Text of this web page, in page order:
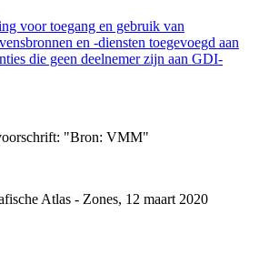
voor toegang en gebruik van
en -diensten toegevoegd aan
die geen deelnemer zijn aan GDI-
"Bron: VMM"
Atlas - Zones, 12 maart 2020